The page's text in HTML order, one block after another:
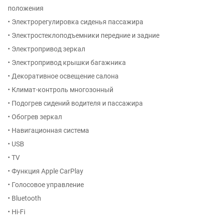
положения
• Электрорегулировка сиденья пассажира
• Электростеклоподъемники передние и задние
• Электропривод зеркал
• Электропривод крышки багажника
• Декоративное освещение салона
• Климат-контроль многозонный
• Подогрев сидений водителя и пассажира
• Обогрев зеркал
• Навигационная система
• USB
• TV
• Функция Apple CarPlay
• Голосовое управление
• Bluetooth
• Hi-Fi